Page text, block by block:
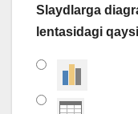
Slaydlarga
lentasidagi